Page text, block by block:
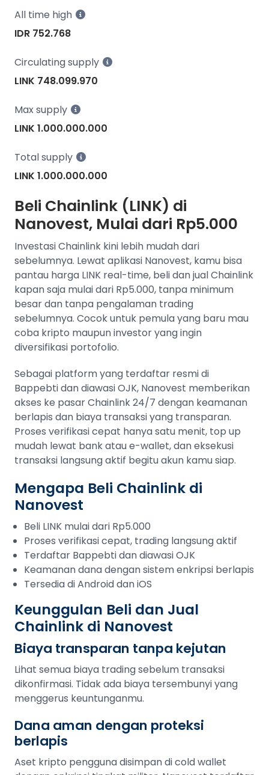
All time high
IDR 752.768
Circulating supply
LINK 748.099.970
Max supply
LINK 1.000.000.000
Total supply
LINK 1.000.000.000
Beli Chainlink (LINK) di
Nanovest, Mulai dari Rp5.000
Investasi Chainlink kini lebih mudah dari
sebelumnya. Lewat aplikasi Nanovest, kamu bisa
pantau harga LINK real-time, beli dan jual Chainlink
kapan saja mulai dari Rp5.000, tanpa minimum
besar dan tanpa pengalaman trading
sebelumnya. Cocok untuk pemula yang baru mau
coba kripto maupun investor yang ingin
diversifikasi portofolio.
Sebagai platform yang terdaftar resmi di
Bappebti dan diawasi OJK, Nanovest memberikan
akses ke pasar Chainlink 24/7 dengan keamanan
berlapis dan biaya transaksi yang transparan.
Proses verifikasi cepat hanya satu menit, top up
mudah lewat bank atau e-wallet, dan eksekusi
transaksi langsung aktif begitu akun kamu siap.
Mengapa Beli Chainlink di
Nanovest
Beli LINK mulai dari Rp5.000
Proses verifikasi cepat, trading langsung aktif
Terdaftar Bappebti dan diawasi OJK
Keamanan dana dengan sistem enkripsi berlapis
Tersedia di Android dan iOS
Keunggulan Beli dan Jual
Chainlink di Nanovest
Biaya transparan tanpa kejutan
Lihat semua biaya trading sebelum transaksi
dikonfirmasi. Tidak ada biaya tersembunyi yang
menggerus keuntunganmu.
Dana aman dengan proteksi
berlapis
Aset kripto pengguna disimpan di cold wallet